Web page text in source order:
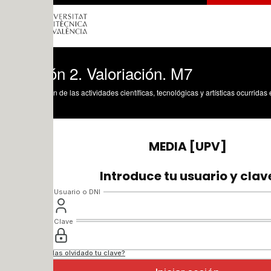
2. Valoriación. M7
de las actividades científicas, tecnológicas y artísticas ocurridas en los tres